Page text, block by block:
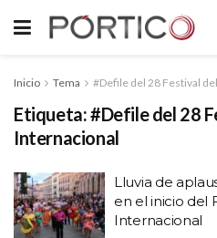
Inicio Tema #Defile del 28 Festival
Etiqueta:#Defile del 28
Internacional
Lluvia de
en el inicio del
Internacional